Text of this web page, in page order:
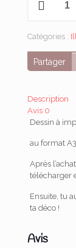
dessin
numérique
Catégories :
Partager
Description
Avis 0
Dessin à
au format
Après
télécharger
Ensuite, tu
ta déco !
Avis